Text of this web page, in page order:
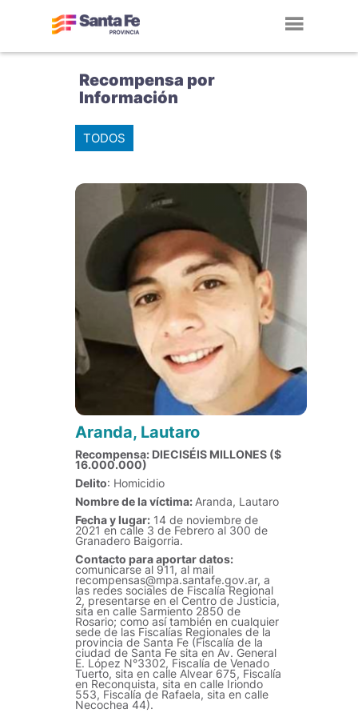
Recompensa por
Información
TODOS
Aranda, Lautaro
Recompensa: DIECISÉIS MILLONES ($
16.000.000)
Delito: Homicidio
Nombre de la víctima: Aranda, Lautaro
Fecha y lugar: 14 de noviembre de
2021 en calle 3 de Febrero al 300 de
Granadero Baigorria.
Contacto para aportar datos:
comunicarse al 911, al mail
recompensas@mpa.santafe.gov.ar, a
las redes sociales de Fiscalía Regional
2, presentarse en el Centro de Justicia,
sita en calle Sarmiento 2850 de
Rosario; como así también en cualquier
sede de las Fiscalías Regionales de la
provincia de Santa Fe (Fiscalía de la
ciudad de Santa Fe sita en Av. General
E. López N°3302, Fiscalía de Venado
Tuerto, sita en calle Alvear 675, Fiscalía
en Reconquista, sita en calle Iriondo
553, Fiscalía de Rafaela, sita en calle
Necochea 44).